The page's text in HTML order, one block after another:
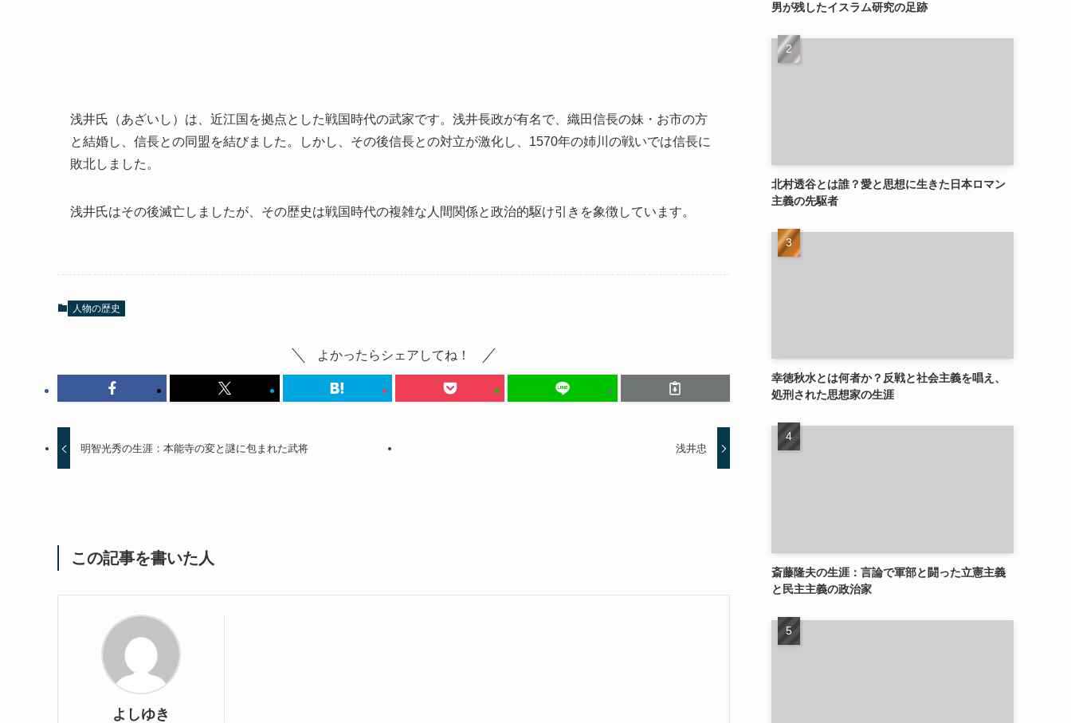
浅井氏（あざいし）は、近江国を拠点とした戦国時代の武家です。浅井長政が有名で、織田信長の妹・お市の方
と結婚し、信長との同盟を結びました。しかし、その後信長との対立が激化し、1570年の姉川の戦いでは信長に
敗北しました。
浅井氏はその後滅亡しましたが、その歴史は戦国時代の複雑な人間関係と政治的駆け引きを象徴しています。
人物の歴史
よかったらシェアしてね！
明智光秀の生涯：本能寺の変と謎に包まれた武将 浅井忠
この記事を書いた人
よしゆき
男が残したイスラム研究の足跡
北村透谷とは誰？愛と思想に生きた日本ロマン
主義の先駆者
幸徳秋水とは何者か？反戦と社会主義を唱え、
処刑された思想家の生涯
斎藤隆夫の生涯：言論で軍部と闘った立憲主義
と民主主義の政治家